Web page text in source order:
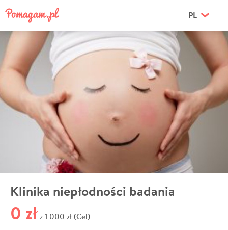
PL
Klinika niepłodności badania
0 zł z 1 000 zł (Cel)